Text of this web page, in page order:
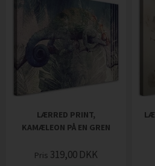
LÆRRED PRINT,
KAMÆLEON PÅ EN GREN
Pris 319,00 DKK